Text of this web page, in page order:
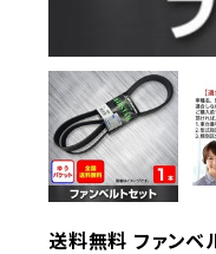
送料無料 ファンベ